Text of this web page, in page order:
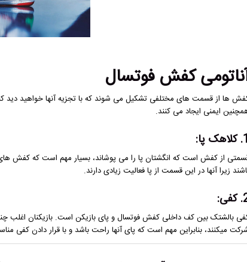
کفش فوتسال
ها از قسمت های مختلفی تشکیل می شوند که با تجزیه آنها خواهید دید
ایمنی ایجاد می کنند.
1. کلاهک پا:
از کفش است که انگشتان پا را می پوشاند، بسیار مهم است که کفش
زیرا آنها در این قسمت از پا فعالیت زیادی دارند.
بالشتک بین کف داخلی کفش فوتسال و پای بازیکن است. بازیکنان اغلب
میکنند، بنابراین مهم است که پای آنها راحت باشد و با قرار دادن کفی